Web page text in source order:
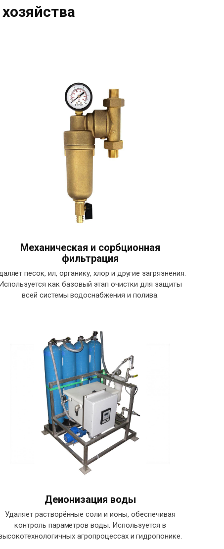
Механическая и сорбционная
фильтрация
песок, ил, органику, хлор и другие загрязнения.
как базовый этап очистки для защиты
всей системы водоснабжения и полива.
Деионизация воды
Удаляет растворённые соли и ионы, обеспечивая
контроль параметров воды. Используется в
агропроцессах и гидропонике.